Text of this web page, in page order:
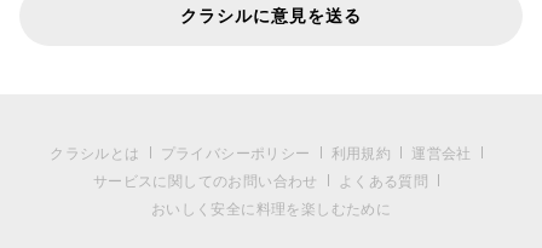
クラシルに意見を送る
クラシルとは プライバシーポリシー 利用規約
運営会社
サービスに関してのお問い合わせ
よくある質問
おいしく安全に料理を楽しむために